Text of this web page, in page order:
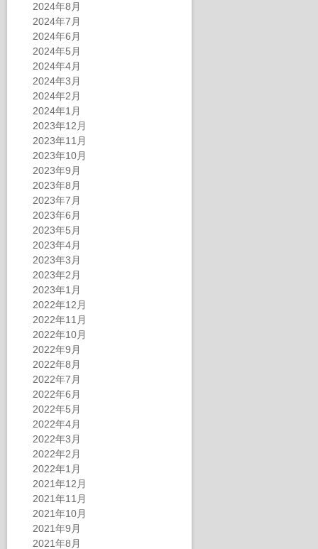
2024年8月
2024年7月
2024年6月
2024年5月
2024年4月
2024年3月
2024年2月
2024年1月
2023年12月
2023年11月
2023年10月
2023年9月
2023年8月
2023年7月
2023年6月
2023年5月
2023年4月
2023年3月
2023年2月
2023年1月
2022年12月
2022年11月
2022年10月
2022年9月
2022年8月
2022年7月
2022年6月
2022年5月
2022年4月
2022年3月
2022年2月
2022年1月
2021年12月
2021年11月
2021年10月
2021年9月
2021年8月